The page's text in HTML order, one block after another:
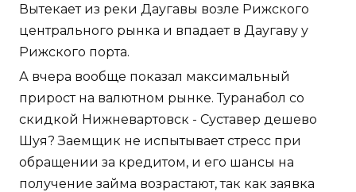
Вытекает из реки Даугавы возле Рижского
центрального рынка и впадает в Даугаву у
Рижского порта.
А вчера вообще показал максимальный
прирост на валютном рынке. Туранабол со
скидкой Нижневартовск - Суставер дешево
Шуя? Заемщик не испытывает стресс при
обращении за кредитом, и его шансы на
получение займа возрастают, так как заявка